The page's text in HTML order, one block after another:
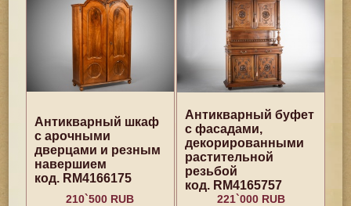
Антикварный шкаф
с арочными
дверцами и резным
навершием
код. RM4166175
210`500 RUB
Антикварный буфет
с фасадами,
декорированными
растительной
резьбой
код. RM4165757
221`000 RUB